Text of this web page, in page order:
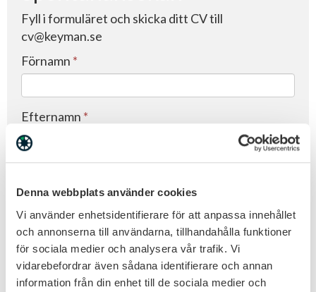
Denna webbplats använder cookies
Vi använder enhetsidentifierare för att anpassa innehållet
och annonserna till användarna, tillhandahålla funktioner
för sociala medier och analysera vår trafik. Vi
vidarebefordrar även sådana identifierare och annan
information från din enhet till de sociala medier och